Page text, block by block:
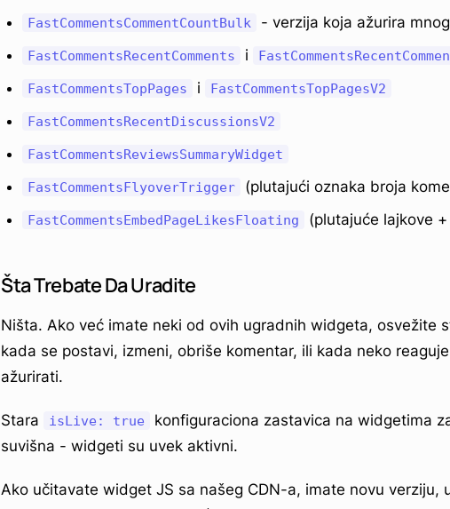
FastCommentsCommentCountBulk - verzija koja ažurira
FastCommentsRecentComments i
FastCommentsTopPages i FastCommentsTopPagesV2
FastCommentsRecentDiscussionsV2
FastCommentsReviewsSummaryWidget
FastCommentsFlyoverTrigger (plutajući oznaka broja
FastCommentsEmbedPageLikesFloating (plutajuće lajkove
Šta Trebate Da Uradite
Ništa. Ako već imate neki od ovih ugradnih widgeta, osvežite
kada se postavi, izmeni, obriše komentar, ili kada neko
ažurirati.
Stara isLive: true
konfiguraciona zastavica na widgetima
suvišna - widgeti su uvek aktivni.
Ako učitavate widget JS sa našeg CDN-a, imate novu verziju,